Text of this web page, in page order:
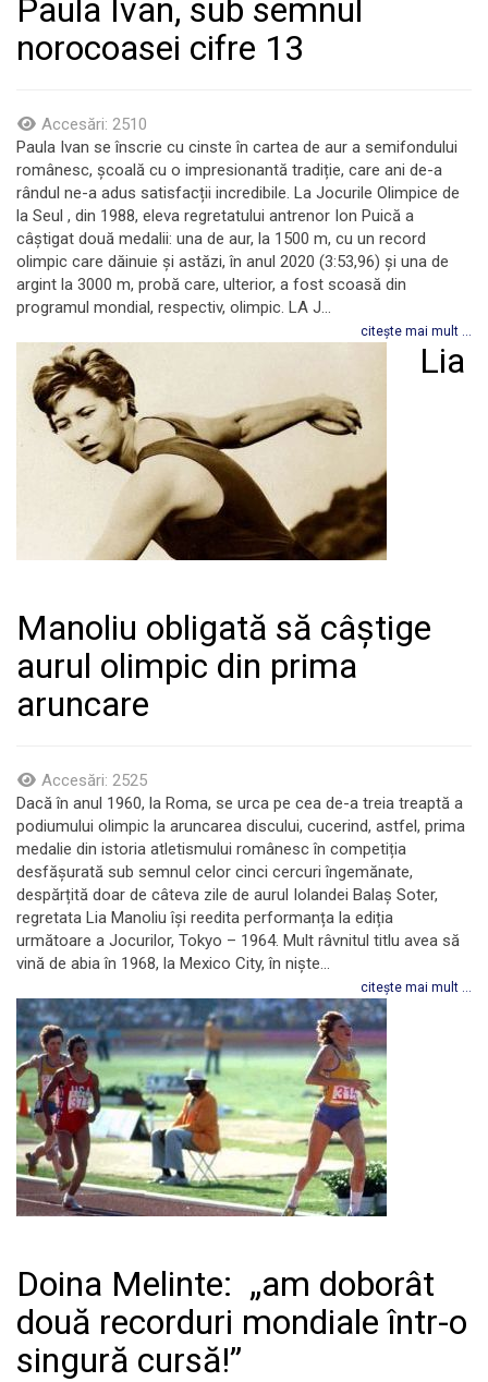
Paula Ivan, sub semnul
norocoasei cifre 13
Accesări: 2510
Paula Ivan se înscrie cu cinste în cartea de aur a semifondului
românesc, școală cu o impresionantă tradiție, care ani de-a
rândul ne-a adus satisfacții incredibile. La Jocurile Olimpice de
la Seul , din 1988, eleva regretatului antrenor Ion Puică a
câștigat două medalii: una de aur, la 1500 m, cu un record
olimpic care dăinuie și astăzi, în anul 2020 (3:53,96) și una de
argint la 3000 m, probă care, ulterior, a fost scoasă din
programul mondial, respectiv, olimpic. LA J...
citește mai mult ...
Lia
Manoliu obligată să câștige
aurul olimpic din prima
aruncare
Accesări: 2525
Dacă în anul 1960, la Roma, se urca pe cea de-a treia treaptă a
podiumului olimpic la aruncarea discului, cucerind, astfel, prima
medalie din istoria atletismului românesc în competiția
desfășurată sub semnul celor cinci cercuri îngemănate,
despărțită doar de câteva zile de aurul Iolandei Balaș Soter,
regretata Lia Manoliu își reedita performanța la ediția
următoare a Jocurilor, Tokyo – 1964. Mult râvnitul titlu avea să
vină de abia în 1968, la Mexico City, în niște...
citește mai mult ...
Doina Melinte: „am doborât
două recorduri mondiale într-o
singură cursă!”